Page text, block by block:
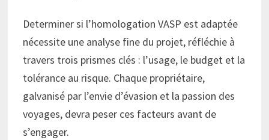
Determiner si l’homologation VASP est adaptée
nécessite une analyse fine du projet, réfléchie à
travers trois prismes clés : l’usage, le budget et la
tolérance au risque. Chaque propriétaire,
galvanisé par l’envie d’évasion et la passion des
voyages, devra peser ces facteurs avant de
s’engager.